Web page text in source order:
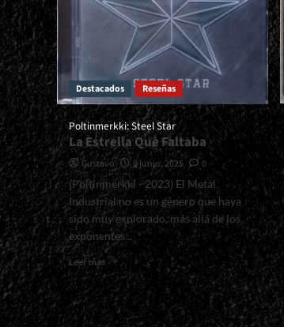
Destacados Reseñas
Poltinmerkki: Steel Star
La Estrella Que Faltaba
Gustavo 8 junio, 2025
0
(Poltinmerkki - 2023) El Metal
Industrial no es un género que haya
sido muy explorado, más allá de los
exponentes...
Leer másRead
more
about
<small>Poltinmerkki:
Steel